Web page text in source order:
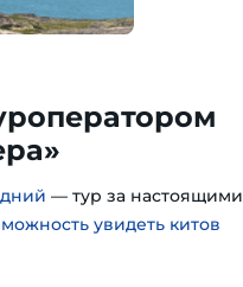
— тур за
увидеть китов